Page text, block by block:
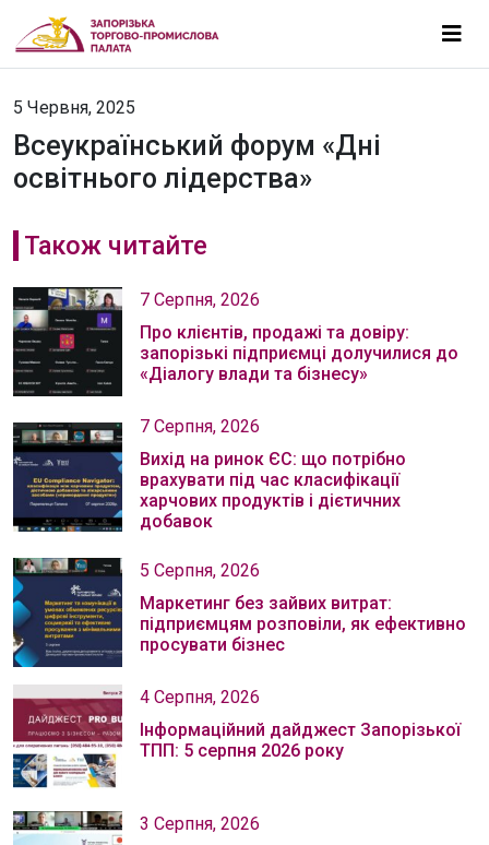
5 Червня, 2025
Всеукраїнський форум «Дні
освітнього лідерства»
Також читайте
7 Серпня, 2026
Про клієнтів, продажі та довіру:
запорізькі підприємці долучилися до
«Діалогу влади та бізнесу»
7 Серпня, 2026
Вихід на ринок ЄС: що потрібно
врахувати під час класифікації
харчових продуктів і дієтичних
добавок
5 Серпня, 2026
Маркетинг без зайвих витрат:
підприємцям розповіли, як ефективно
просувати бізнес
4 Серпня, 2026
Інформаційний дайджест Запорізької
ТПП: 5 серпня 2026 року
3 Серпня, 2026